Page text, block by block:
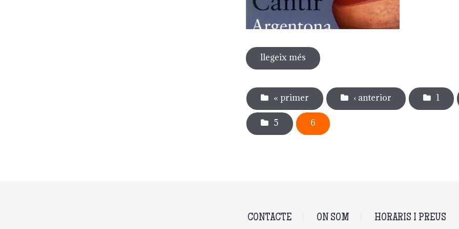
llegeix més sobre guia del museu del càntir
Pàgines
« primer ‹ anterior 1
5 6
CONTACTE ON SOM HORARIS I PREUS